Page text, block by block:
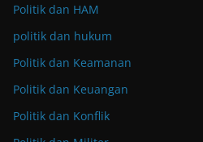
Politik dan HAM
politik dan hukum
Politik dan Keamanan
Politik dan Keuangan
Politik dan Konflik